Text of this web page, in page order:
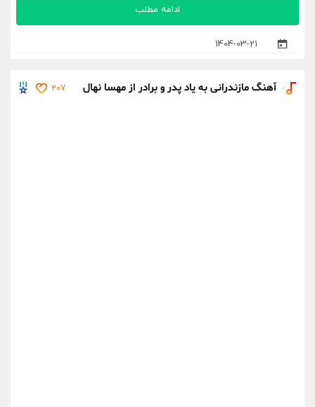
1404-03-21
ادامه مطلب
آهنگ مازندرانی به یاد پدر و برادر از مهسا نهال 207